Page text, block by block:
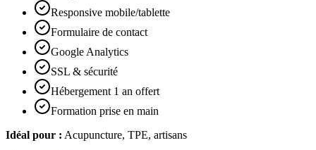
Responsive mobile/tablette
Formulaire de contact
Google Analytics
SSL & sécurité
Hébergement 1 an offert
Formation prise en main
Idéal pour : Acupuncture, TPE, artisans